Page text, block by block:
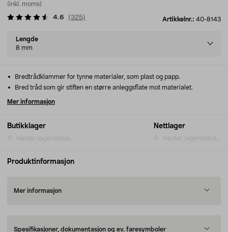
(inkl. moms)
Artikkelnr.: 40-8143
4.6 (325)
Select
variant
Lengde
8 mm
Butikklager
Henter lagerstatus...
Nettlager
Henter lagerstatus...
Bredtrådklammer for tynne materialer, som plast og papp.
Bred tråd som gir stiften en større anleggsflate mot materialet.
Mer informasjon
Produktinformasjon
Mer informasjon
Spesifikasjoner, dokumentasjon og ev. faresymboler